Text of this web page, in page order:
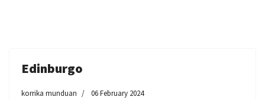
Edinburgo
korrika munduan 06 February 2024